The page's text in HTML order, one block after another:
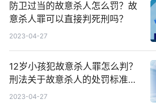
防卫过当的故意杀人怎么罚？故
意杀人罪可以直接判死刑吗？
2023-04-27
12岁小孩犯故意杀人罪怎么判？
刑法关于故意杀人的处罚标准是
什么？
2023-04-27